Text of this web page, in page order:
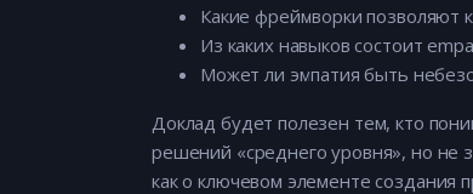
Какие фреймворки позволяют
Из каких навыков состоит
Может ли эмпатия быть
Доклад будет полезен тем, кто
решений «среднего уровня», но не
как о ключевом элементе создания